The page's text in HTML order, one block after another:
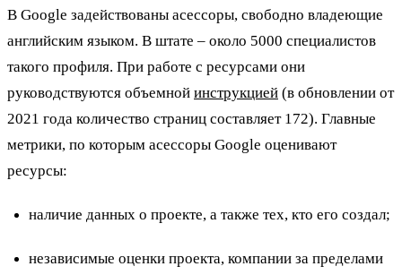
В Google задействованы асессоры, свободно владеющие
английским языком. В штате – около 5000 специалистов
такого профиля. При работе с ресурсами они
руководствуются объемной инструкцией (в обновлении от
2021 года количество страниц составляет 172). Главные
метрики, по которым асессоры Google оценивают
ресурсы:
наличие данных о проекте, а также тех, кто его создал;
независимые оценки проекта, компании за пределами